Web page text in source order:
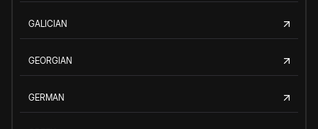
GALICIAN
GEORGIAN
GERMAN